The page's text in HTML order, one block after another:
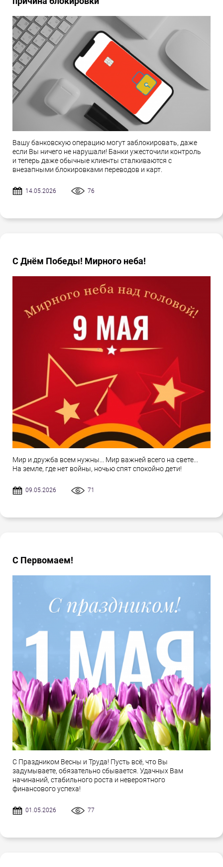
Вашу банковскую операцию могут заблокировать, даже
если Вы ничего не нарушали! Банки ужесточили контроль
и теперь даже обычные клиенты сталкиваются с
внезапными блокировками переводов и карт.
14.05.2026 76
С Днём Победы! Мирного неба!
Мир и дружба всем нужны... Мир важней всего на свете...
На земле, где нет войны, ночью спят спокойно дети!
09.05.2026 71
С Первомаем!
С Праздником Весны и Труда! Пусть всё, что Вы
задумываете, обязательно сбывается. Удачных Вам
начинаний, стабильного роста и невероятного
финансового успеха!
01.05.2026 77